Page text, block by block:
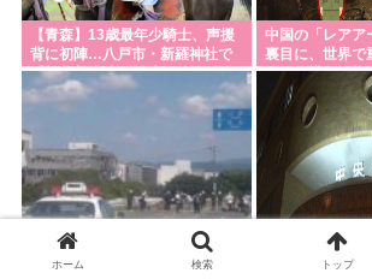
【青森】13歳最年少騎士、声援
背に初陣…八戸市・新羅神社で
「加賀美流騎馬打毬」 イスラエ
ルから訪れていたダニエルさん
中国の「レアア
裏目に、世界で
給網の構築が加
【感動秘話】 ハビタ社長、社員 【╰⋃╯の殿堂
ホーム 検索 トップ